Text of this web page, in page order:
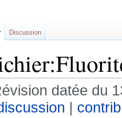
datée du
|
Discussion